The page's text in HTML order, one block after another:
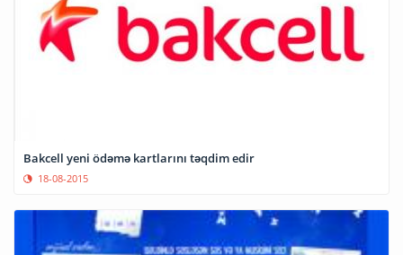
Bakcell yeni ödəmə kartlarını təqdim edir
18-08-2015